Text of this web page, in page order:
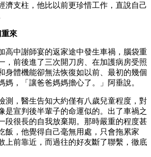
濟支柱，他比以前更珍惜工作，直說自己
來
高中謝師宴的返家途中發生車禍，腦袋重
，前後進了三次開刀房、在加護病房受照
身體機能卻無法恢復如以前、最初的幾個
媽，「讓爸爸媽媽擔心了。」阿垂說。
測，醫生告知大約僅有八歲兒童程度，對
是宣判後半輩子的命運似的。出了車禍之
段很長的自我放棄期。那時嚴重的程度甚
飯，他覺得自己毫無用處，只會拖累家
上前靠近，而過往的好友斷了聯繫，徹底